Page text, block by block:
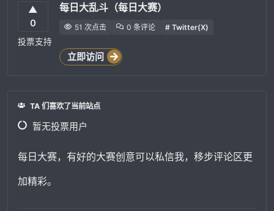
▲
0
投票支持
每日大乱斗（每日大赛）
51 次点击 0 条评论 # Twitter(X)
立即访问
TA 们喜欢了当前站点
暂无投票用户
每日大赛，有好的大赛创意可以私信我，移步评论区更
加精彩。